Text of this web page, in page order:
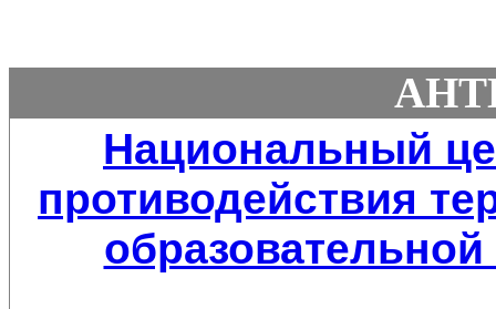
Национальный
противодействия